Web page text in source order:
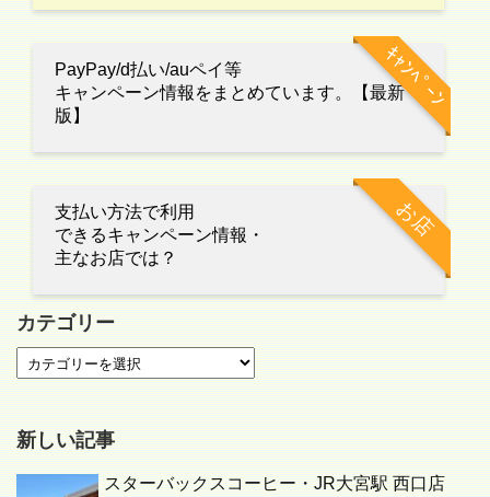
ｷｬﾝﾍﾟｰﾝ
PayPay/d払い/auペイ等
キャンペーン情報をまとめています。【最新
版】
お店
支払い方法で利用
できるキャンペーン情報・
主なお店では？
カテゴリー
新しい記事
スターバックスコーヒー・JR大宮駅 西口店